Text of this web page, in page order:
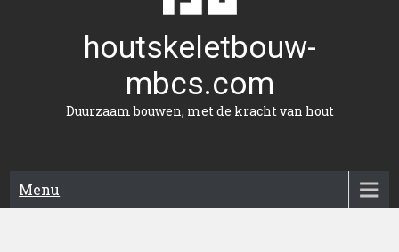
houtskeletbouw-
mbcs.com
Duurzaam bouwen, met de kracht van hout
Menu